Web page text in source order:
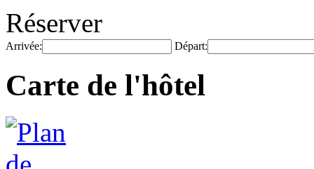
Réserver
Arrivée: Départ:
Carte de l'hôtel